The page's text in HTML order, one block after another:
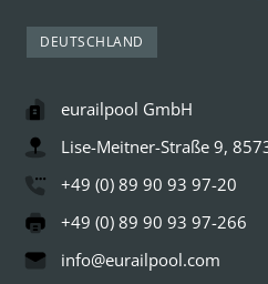
DEUTSCHLAND
eurailpool GmbH
Lise-Meitner-Straße 9,
+49 (0) 89 90 93 97-20
+49 (0) 89 90 93 97-266
info@eurailpool.com